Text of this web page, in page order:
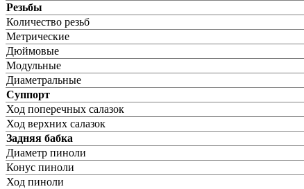
Резьбы
Количество резьб
Метрические
Дюймовые
Модульные
Диаметральные
Суппорт
Ход поперечных салазок
Ход верхних салазок
Задняя бабка
Диаметр пиноли
Конус пиноли
Ход пиноли